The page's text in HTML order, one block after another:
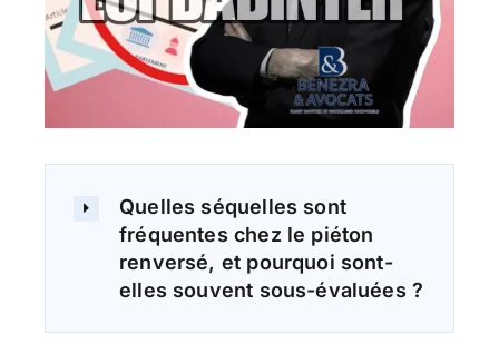
Quelles séquelles sont
fréquentes chez le piéton
renversé, et pourquoi sont-
elles souvent sous-évaluées ?